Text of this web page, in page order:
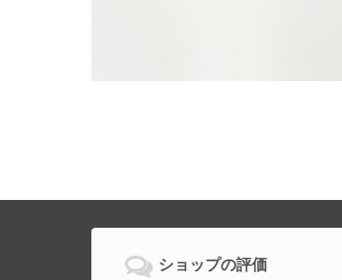
ショップの評価